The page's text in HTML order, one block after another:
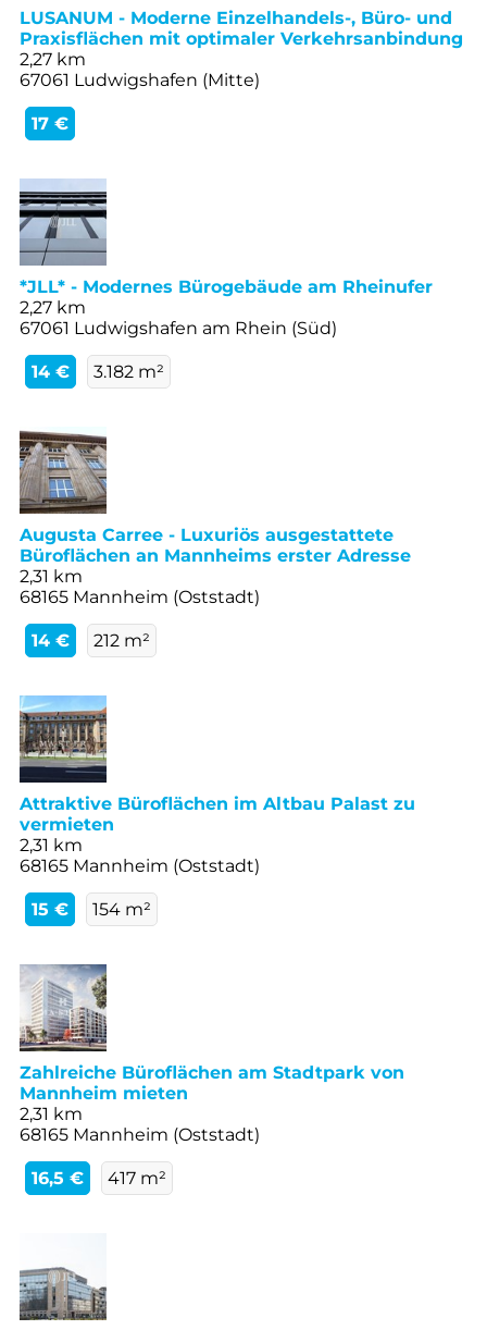
LUSANUM - Moderne Einzelhandels-, Büro- und
Praxisflächen mit optimaler Verkehrsanbindung
2,27 km
67061 Ludwigshafen (Mitte)
17 €
*JLL* - Modernes Bürogebäude am Rheinufer
2,27 km
67061 Ludwigshafen am Rhein (Süd)
14 € 3.182 m²
Augusta Carree - Luxuriös ausgestattete
Büroflächen an Mannheims erster Adresse
2,31 km
68165 Mannheim (Oststadt)
14 € 212 m²
Attraktive Büroflächen im Altbau Palast zu
vermieten
2,31 km
68165 Mannheim (Oststadt)
15 € 154 m²
Zahlreiche Büroflächen am Stadtpark von
Mannheim mieten
2,31 km
68165 Mannheim (Oststadt)
16,5 € 417 m²